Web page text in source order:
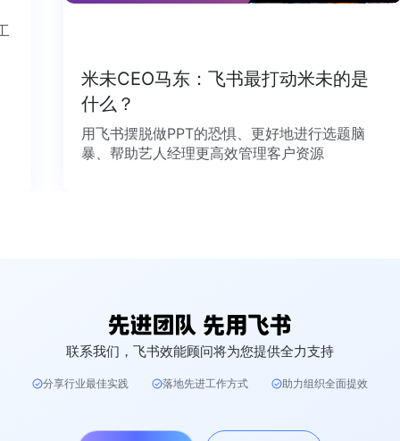
米未CEO马东：飞书最打动米未的是
什么？
用飞书摆脱做PPT的恐惧、更好地进行选题脑
暴、帮助艺人经理更高效管理客户资源
联系我们，飞书效能顾问将为您提供全力支持
分享行业最佳实践 落地先进工作方式 助力组织全面提效